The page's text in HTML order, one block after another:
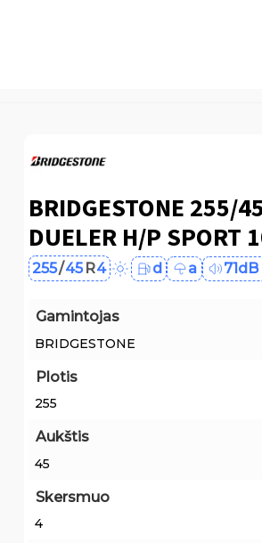
BRIDGESTONE 255/
DUELER H/P SPORT
255/45R4 d a 71dB
Gamintojas
BRIDGESTONE
Plotis
255
Aukštis
45
Skersmuo
4